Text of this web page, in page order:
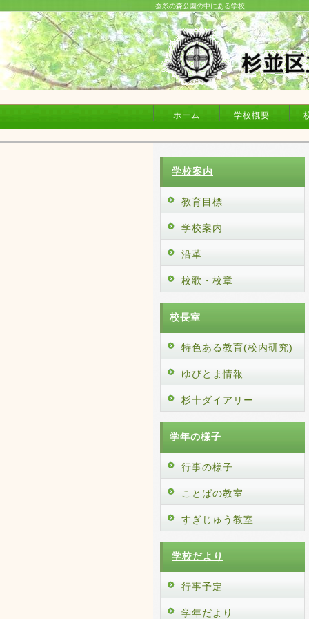
蚕糸の森公園の中にある学校
ホーム 学校概要
学校案内
教育目標
学校案内
沿革
校歌・校章
校長室
特色ある教育(校内研究)
ゆびとま情報
杉十ダイアリー
学年の様子
行事の様子
ことばの教室
すぎじゅう教室
学校だより
行事予定
学年だより